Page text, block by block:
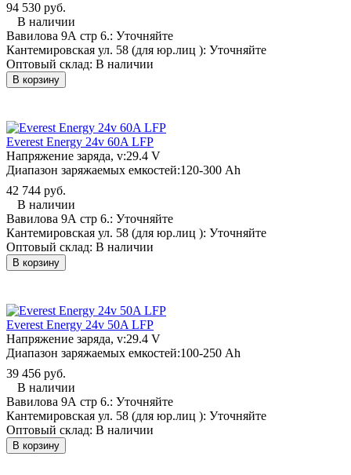
94 530 руб.
В наличии
Вавилова 9А стр 6.: Уточняйте
Кантемировская ул. 58 (для юр.лиц ): Уточняйте
Оптовый склад: В наличии
В корзину
Everest Energy 24v 60A LFP
Напряжение заряда, v:29.4 V
Диапазон заряжаемых емкостей:120-300 Ah
42 744 руб.
В наличии
Вавилова 9А стр 6.: Уточняйте
Кантемировская ул. 58 (для юр.лиц ): Уточняйте
Оптовый склад: В наличии
В корзину
Everest Energy 24v 50A LFP
Напряжение заряда, v:29.4 V
Диапазон заряжаемых емкостей:100-250 Ah
39 456 руб.
В наличии
Вавилова 9А стр 6.: Уточняйте
Кантемировская ул. 58 (для юр.лиц ): Уточняйте
Оптовый склад: В наличии
В корзину